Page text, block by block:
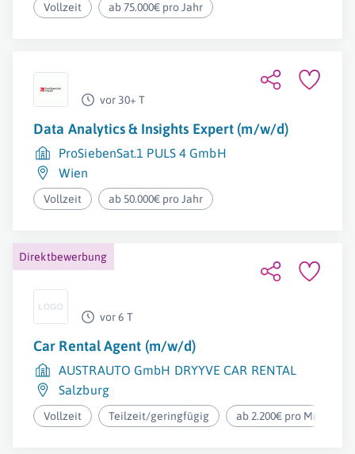
Vollzeit ab 75.000€ pro Jahr
vor 30+ T
Data Analytics & Insights Expert (m/w/d)
ProSiebenSat.1 PULS 4 GmbH
Wien
Vollzeit ab 50.000€ pro Jahr
Direktbewerbung
vor 6 T
Car Rental Agent (m/w/d)
AUSTRAUTO GmbH DRYYVE CAR RENTAL
Salzburg
Vollzeit Teilzeit/geringfügig ab 2.200€ pro Monat